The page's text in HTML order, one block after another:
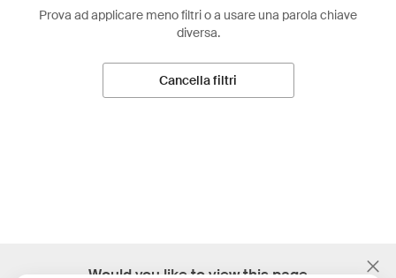
Prova ad applicare meno filtri o a usare una parola chiave
diversa.
Cancella filtri